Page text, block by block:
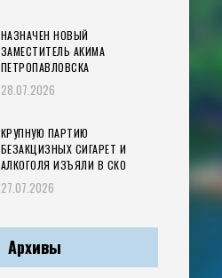
НАЗНАЧЕН НОВЫЙ
ЗАМЕСТИТЕЛЬ АКИМА
ПЕТРОПАВЛОВСКА
28.07.2026
КРУПНУЮ ПАРТИЮ
БЕЗАКЦИЗНЫХ СИГАРЕТ И
АЛКОГОЛЯ ИЗЪЯЛИ В СКО
27.07.2026
Архивы